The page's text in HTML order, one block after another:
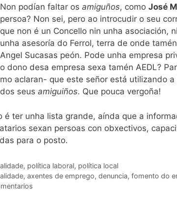
Non podían faltar os amiguños, como José
persoa? Non sei, pero ao introcudir o seu
que non é un Concello nin unha asociación,
unha asesoría do Ferrol, terra de onde
Angel Sucasas peón. Pode unha empresa
o dono desa empresa sexa tamén AEDL?
mo aclaran- que este señor está utilizando
dos seus amiguiños. Que pouca vergoña!
é ter unha lista grande, aínda que a
sexan persoas con obxectivos,
para o posto.
, política laboral, política local
, axentes de emprego, denuncia, fomento do